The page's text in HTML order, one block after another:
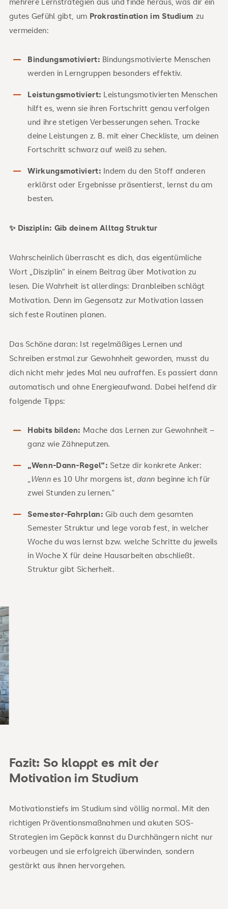
gutes Gefühl gibt, um Prokrastination im Studium zu
vermeiden:
Bindungsmotiviert: Bindungsmotivierte Menschen
werden in Lerngruppen besonders effektiv.
Leistungsmotiviert: Leistungsmotivierten Menschen
hilft es, wenn sie ihren Fortschritt genau verfolgen
und ihre stetigen Verbesserungen sehen. Tracke
deine Leistungen z. B. mit einer Checkliste, um deinen
Fortschritt schwarz auf weiß zu sehen.
Wirkungsmotiviert: Indem du den Stoff anderen
erklärst oder Ergebnisse präsentierst, lernst du am
besten.
✨ Disziplin: Gib deinem Alltag Struktur
Wahrscheinlich überrascht es dich, das eigentümliche
Wort „Disziplin“ in einem Beitrag über Motivation zu
lesen. Die Wahrheit ist allerdings: Dranbleiben schlägt
Motivation. Denn im Gegensatz zur Motivation lassen
sich feste Routinen planen.
Das Schöne daran: Ist regelmäßiges Lernen und
Schreiben erstmal zur Gewohnheit geworden, musst du
dich nicht mehr jedes Mal neu aufraffen. Es passiert dann
automatisch und ohne Energieaufwand. Dabei helfend dir
folgende Tipps:
Habits bilden: Mache das Lernen zur Gewohnheit –
ganz wie Zähneputzen.
„Wenn-Dann-Regel“: Setze dir konkrete Anker:
„Wennes 10 Uhr morgens ist,dann beginne ich für
zwei Stunden zu lernen.“
Semester-Fahrplan:Gib auch dem gesamten
Semester Struktur und lege vorab fest, in welcher
Woche du was lernst bzw. welche Schritte du jeweils
in Woche X für deine Hausarbeiten abschließt.
Struktur gibt Sicherheit.
Fazit: So klappt es mit der
Motivation im Studium
Motivationstiefs im Studium sind völlig normal. Mit den
richtigen Präventionsmaßnahmen und akuten SOS-
Strategien im Gepäck kannst du Durchhängern nicht nur
vorbeugen und sie erfolgreich überwinden, sondern
gestärkt aus ihnen hervorgehen.